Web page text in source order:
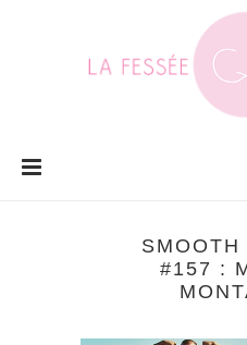
SMOOTH
#157 :